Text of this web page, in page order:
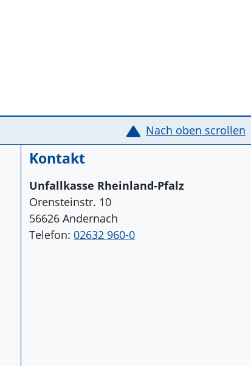
Nach oben scrollen
Kontakt
Unfallkasse Rheinland-Pfalz
Orensteinstr. 10
56626 Andernach
Telefon:02632 960-0